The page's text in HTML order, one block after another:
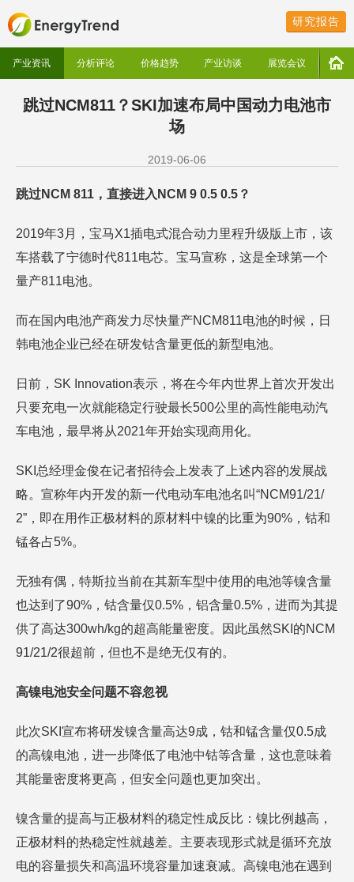
研究报告
产业资讯 分析评论 价格趋势 产业访谈 展览会议
跳过NCM811？SKI加速布局中国动力电池市
场
2019-06-06
跳过NCM 811，直接进入NCM 9 0.5 0.5？
2019年3月，宝马X1插电式混合动力里程升级版上市，该
车搭载了宁德时代811电芯。宝马宣称，这是全球第一个
量产811电池。
而在国内电池产商发力尽快量产NCM811电池的时候，日
韩电池企业已经在研发钴含量更低的新型电池。
日前，SK Innovation表示，将在今年内世界上首次开发出
只要充电一次就能稳定行驶最长500公里的高性能电动汽
车电池，最早将从2021年开始实现商用化。
SKI总经理金俊在记者招待会上发表了上述内容的发展战
略。宣称年内开发的新一代电动车电池名叫“NCM91/21/
2”，即在用作正极材料的原材料中镍的比重为90%，钴和
锰各占5%。
无独有偶，特斯拉当前在其新车型中使用的电池等镍含量
也达到了90%，钴含量仅0.5%，铝含量0.5%，进而为其提
供了高达300wh/kg的超高能量密度。因此虽然SKI的NCM
91/21/2很超前，但也不是绝无仅有的。
高镍电池安全问题不容忽视
此次SKI宣布将研发镍含量高达9成，钴和锰含量仅0.5成
的高镍电池，进一步降低了电池中钴等含量，这也意味着
其能量密度将更高，但安全问题也更加突出。
镍含量的提高与正极材料的稳定性成反比：镍比例越高，
正极材料的热稳定性就越差。主要表现形式就是循环充放
电的容量损失和高温环境容量加速衰减。高镍电池在遇到